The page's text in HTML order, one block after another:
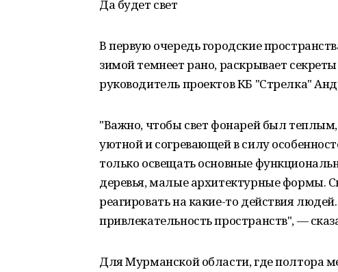
Да будет свет
В первую очередь городские
зимой темнеет рано, раскрывает
руководитель проектов КБ "Стрелка"
"Важно, чтобы свет фонарей был теплым,
уютной и согревающей в силу
только освещать основные
деревья, малые архитектурные формы.
реагировать на какие-то действия
привлекательность пространств", —
Для Мурманской области, где полтора